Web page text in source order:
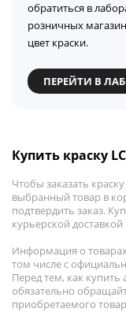
обратиться в
розничных
цвет краски.
ПЕРЕЙТИ В
Купить краску
Чтобы заказать
выбранный товар в
подтвердить заказ.
курьерской
Информация о
том числе с
Перед тем, как купить
обязательно
приобретаемого